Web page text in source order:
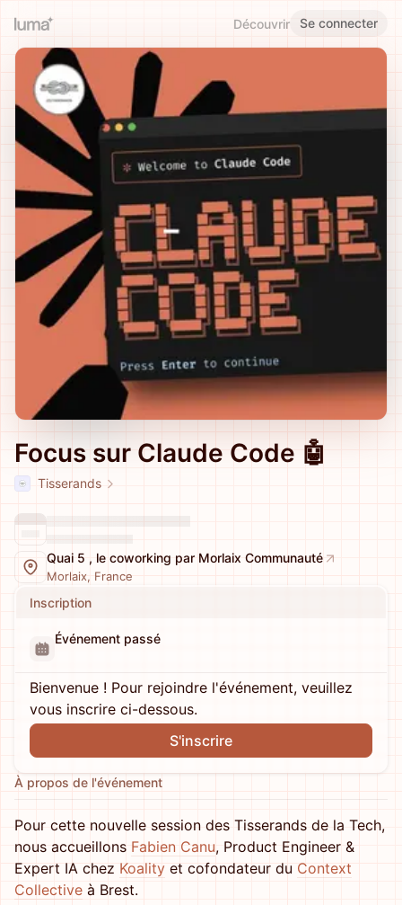
Découvrir Se connecter
Focus sur Claude Code 🤖
Tisserands
Quai 5 , le coworking par Morlaix Communauté
Morlaix, France
Inscription
Événement passé
Bienvenue ! Pour rejoindre l'événement, veuillez
vous inscrire ci-dessous.
S'inscrire
À propos de l'événement
Pour cette nouvelle session des Tisserands de la Tech,
nous accueillons Fabien Canu, Product Engineer &
Expert IA chez Koality et cofondateur du Context
Collective à Brest.